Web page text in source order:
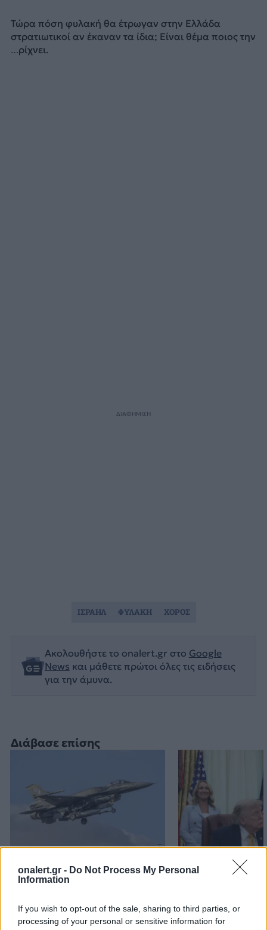
onalert.gr - Do Not Process My Personal
Information
If you wish to opt-out of the sale, sharing to third parties, or
processing of your personal or sensitive information for
Διάβασε επίσης
Εικονική αερομαχία με
οπλισμένα τουρκικά F-16
παραβάσεις και 17
παραβιάσεις ο
Τραμπ: «Είμαι
Χέγκσεθ»
Τώρα πόση φυλακή θα έτρωγαν στην Ελλάδα
στρατιωτικοί αν έκαναν τα ίδια; Είναι θέμα ποιος την
…ρίχνει.
ΔΙΑΦΗΜΙΣΗ
Ακολουθήστε το onalert.gr στο Google
News και μάθετε πρώτοι όλες τις ειδήσεις
για την άμυνα.
ΙΣΡΑΗΛ ΦΥΛΑΚΗ ΧΟΡΟΣ